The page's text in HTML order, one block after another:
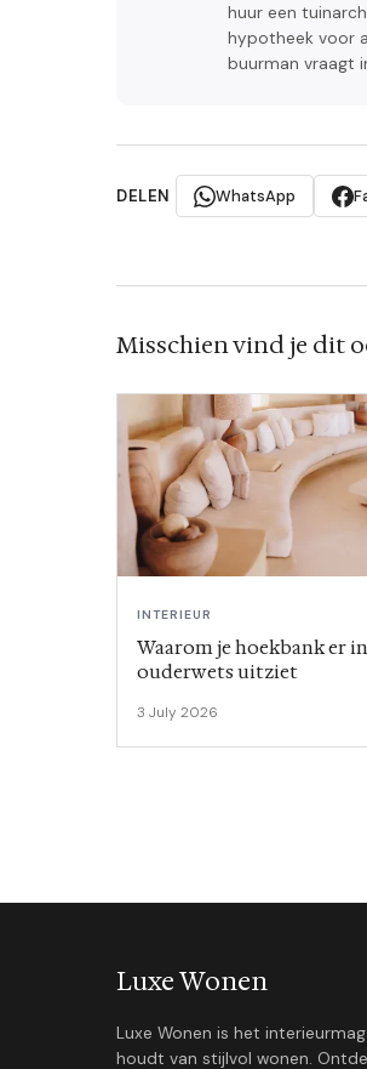
huur een
hypotheek voor
buurman vraagt
DELEN WhatsApp
Misschien vind je dit
INTERIEUR
Waarom je hoekbank er
ouderwets uitziet
3 July 2026
Luxe Wonen
Luxe Wonen is het
houdt van stijlvol wonen.